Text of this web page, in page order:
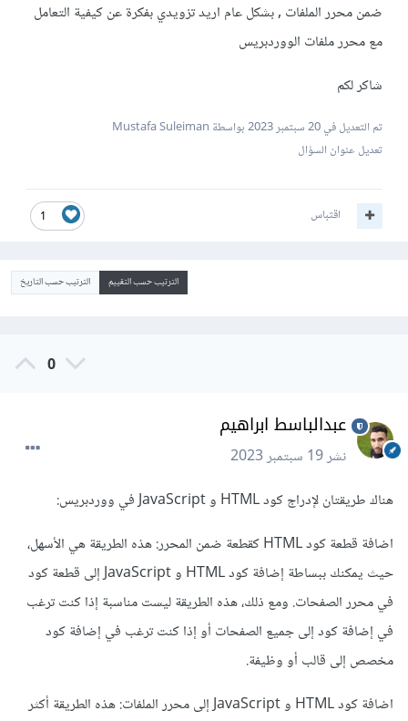
ضمن محرر الملفات , بشكل عام اريد تزويدي بفكرة عن كيفية التعامل
مع محرر ملفات الووردبريس
شاكر لكم
تم التعديل في20 سبتمبر 2023
بواسطة Mustafa Suleiman
تعديل عنوان السؤال
1 اقتباس
الترتيب حسب التقييم الترتيب حسب التاريخ
0
عبدالباسط ابراهيم
نشر19 سبتمبر 2023
هناك طريقتان لإدراج كود HTML و JavaScript في ووردبريس:
اضافة قطعة كود HTML كقطعة ضمن المحرر: هذه الطريقة هي الأسهل،
حيث يمكنك ببساطة إضافة كود HTML و JavaScript إلى قطعة كود
في محرر الصفحات. ومع ذلك، هذه الطريقة ليست مناسبة إذا كنت ترغب
في إضافة كود إلى جميع الصفحات أو إذا كنت ترغب في إضافة كود
مخصص إلى قالب أو وظيفة.
اضافة كود HTML و JavaScript إلى محرر الملفات: هذه الطريقة أكثر